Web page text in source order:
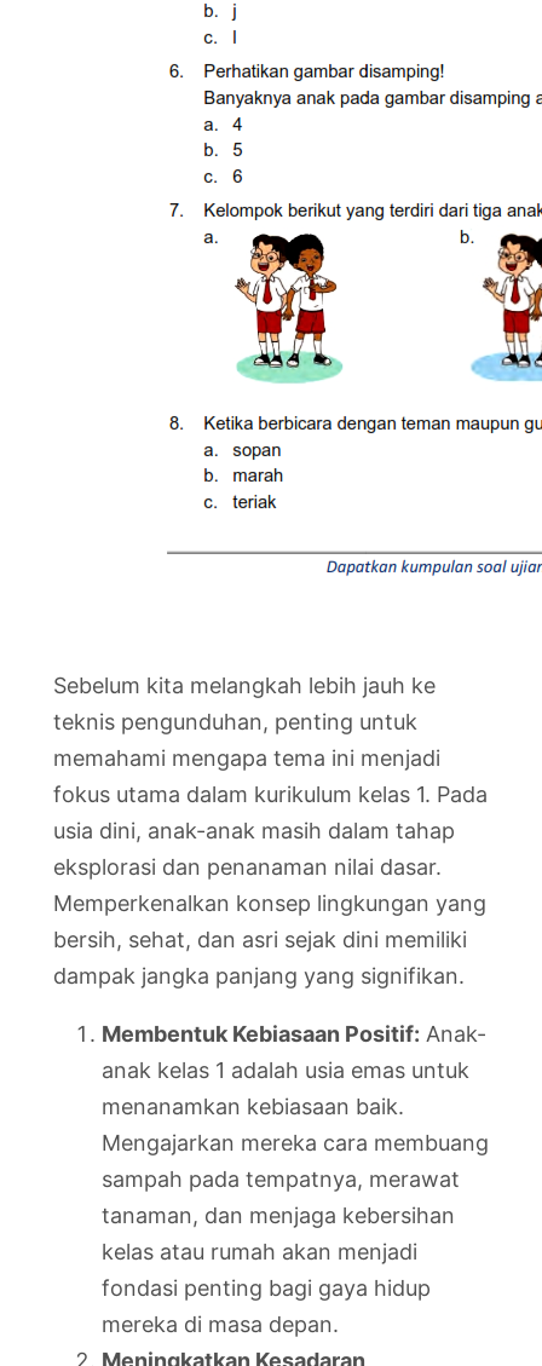
Sebelum kita melangkah lebih jauh ke
teknis pengunduhan, penting untuk
memahami mengapa tema ini menjadi
fokus utama dalam kurikulum kelas 1. Pada
usia dini, anak-anak masih dalam tahap
eksplorasi dan penanaman nilai dasar.
Memperkenalkan konsep lingkungan yang
bersih, sehat, dan asri sejak dini memiliki
dampak jangka panjang yang signifikan.
Membentuk Kebiasaan Positif: Anak-
anak kelas 1 adalah usia emas untuk
menanamkan kebiasaan baik.
Mengajarkan mereka cara membuang
sampah pada tempatnya, merawat
tanaman, dan menjaga kebersihan
kelas atau rumah akan menjadi
fondasi penting bagi gaya hidup
mereka di masa depan.
Meningkatkan Kesadaran